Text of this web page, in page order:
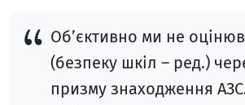
Об’єктивно ми не
(безпеку шкіл – ред.)
призму знаходження